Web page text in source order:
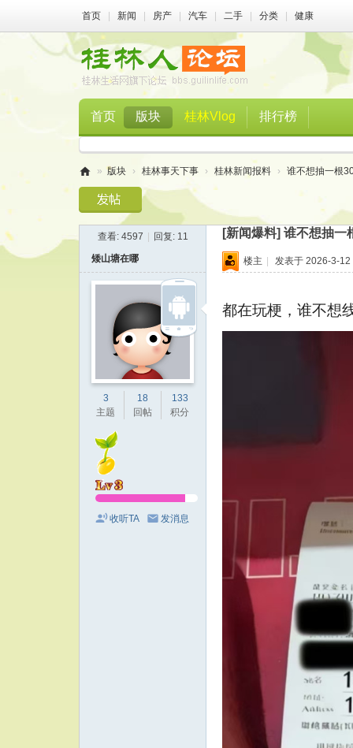
首页 新闻 房产 汽车 二手 分类 健康
首页 版块 桂林Vlog 排行榜
林
» 版块 › 桂林事天下事 › 桂林新闻报料 › 谁不想抽一根
查看: 4597 回复: 11 [新闻爆料] 谁不想抽一
矮山塘在哪
3
主题
18
回帖
133
积分
收听TA 发消息
楼主 | 发表于 2026-3-
都在玩梗，谁不想